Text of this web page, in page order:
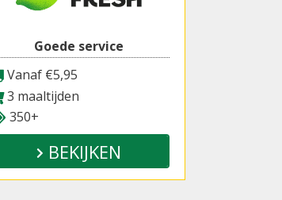
Goede service
Vanaf €5,95
3 maaltijden
350+
BEKIJKEN